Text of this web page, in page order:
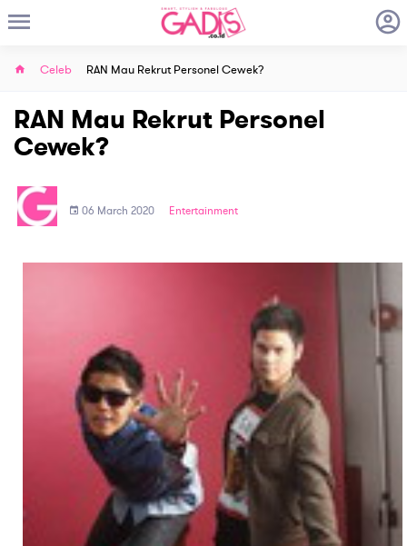
Celeb RAN Mau Rekrut Personel Cewek?
RAN Mau Rekrut Personel
Cewek?
06 March 2020 Entertainment